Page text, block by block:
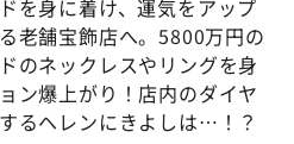
を身に着け、運気をアップ
老舗宝飾店へ。5800万円の
のネックレスやリングを身
ン爆上がり！店内のダイヤ
るヘレンにきよしは…！？